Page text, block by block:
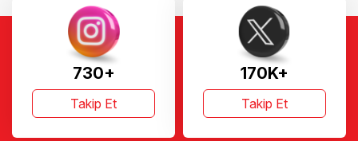
730+
Takip Et
170K+
Takip Et